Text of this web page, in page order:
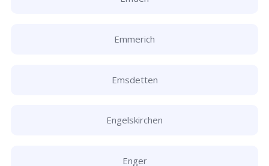
Emmerich
Emsdetten
Engelskirchen
Enger